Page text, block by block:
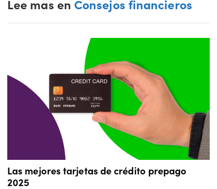
Lee mas en Consejos financieros
Las mejores tarjetas de crédito prepago
2025